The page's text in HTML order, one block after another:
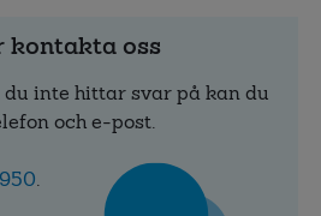
kontakta oss
inte hittar svar på kan du
och e-post.
.